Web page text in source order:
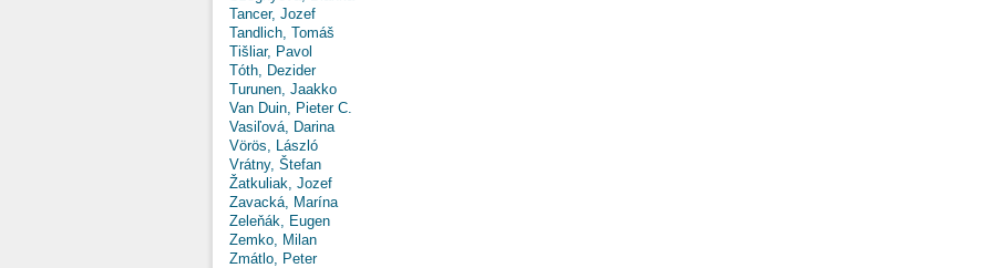
Tancer, Jozef
Tandlich, Tomáš
Tišliar, Pavol
Tóth, Dezider
Turunen, Jaakko
Van Duin, Pieter C.
Vasiľová, Darina
Vörös, László
Vrátny, Štefan
Žatkuliak, Jozef
Zavacká, Marína
Zeleňák, Eugen
Zemko, Milan
Zmátlo, Peter